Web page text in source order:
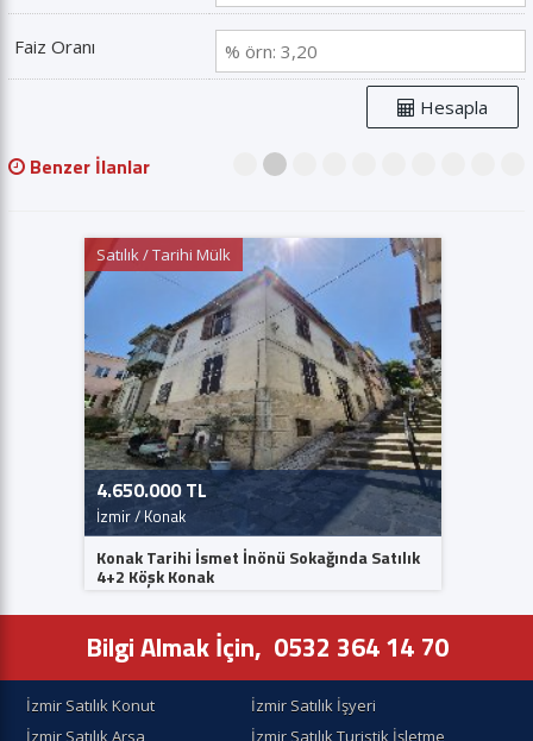
Faiz Oranı
Hesapla
2
Benzer İlanlar
Satılık / Tarihi Mülk
4.650.000 TL
İzmir / Konak
Konak Tarihi İsmet İnönü Sokağında Satılık
4+2 Köşk Konak
Bilgi Almak İçin, 0532 364 14 70
İzmir Satılık Konut
İzmir Satılık İşyeri
İzmir Satılık Arsa
İzmir Satılık Turistik İşletme